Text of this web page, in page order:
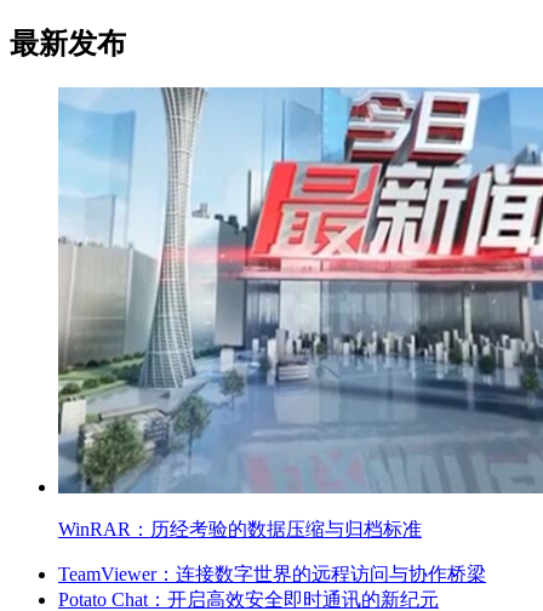
最新发布
WinRAR：历经考验的数据压缩与归档标准
TeamViewer：连接数字世界的远程访问与协作桥梁
Potato Chat：开启高效安全即时通讯的新纪元